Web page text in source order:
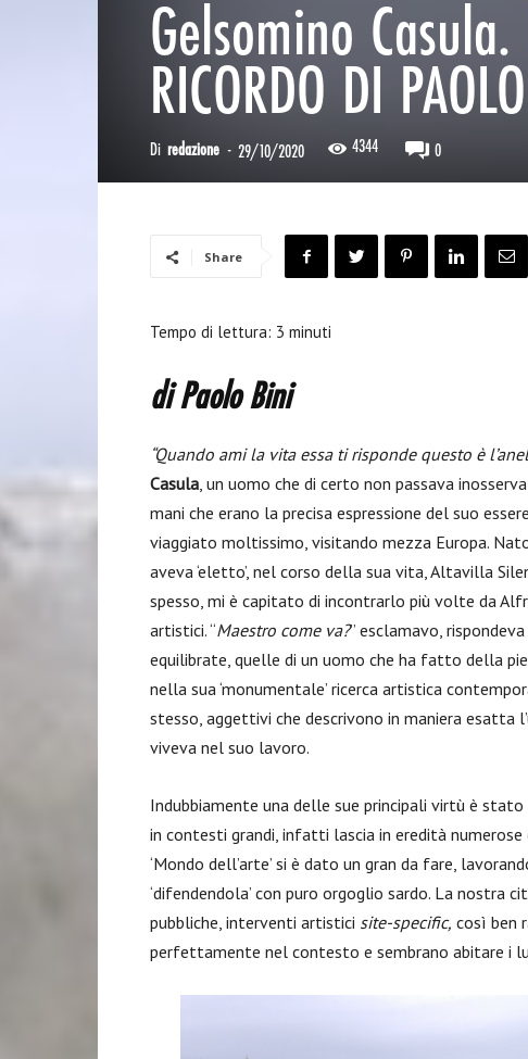
Gelsomino
RICORDO DI
Di redazione - 29/10/2020 4344 0
Share
Tempo di lettura: 3 minuti
di Paolo Bini
“Quando ami la vita essa ti risponde questo è
Casula, un uomo che di certo non passava
mani che erano la precisa espressione del suo
viaggiato moltissimo, visitando mezza Europa.
aveva ‘eletto’, nel corso della sua vita, Altavilla
spesso, mi è capitato di incontrarlo più volte da
artistici. “Maestro come va?” esclamavo,
equilibrate, quelle di un uomo che ha fatto della
nella sua ‘monumentale’ ricerca artistica
stesso, aggettivi che descrivono in maniera esatta
viveva nel suo lavoro.
Indubbiamente una delle sue principali virtù è
in contesti grandi, infatti lascia in eredità
‘Mondo dell’arte’ si è dato un gran da fare,
‘difendendola’ con puro orgoglio sardo. La nostra
pubbliche, interventi artistici site-specific, così ben
perfettamente nel contesto e sembrano abitare i